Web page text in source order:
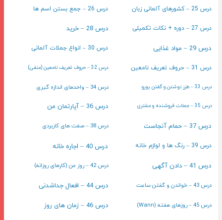
درس 25 – کشورهای آلمانی زبان درس 26 – جمع بستن اسم ها
درس 27 – دوره + نکات تکمیلی درس 28 – خرید
درس 29 – مواد غذایی درس 30 – انواع جملات آلمانی
درس 31 – حروف تعریف نامعین درس 32 – حروف تعریف نامعین (منفی)
درس 33 – طرز نوشتن و گفتن یورو درس 34 – واحدهای اندازه گیری
درس 35 – جملات فروشنده و مشتری درس 36 – آپارتمان من
درس 37 – حمام آنجاست درس 38 – صفت های کاربردی
درس 39 – رنگ ها و لوازم خانه درس 40 – اجاره خانه
درس 41 – دادن آگهی درس 42 – روز من (کارهای روزانه)
درس 43 – خواندن و گفتن ساعت درس 44 – افعال جداشدنی
درس 45 – روزهای هفته (Wann) درس 46 – زمان های روز